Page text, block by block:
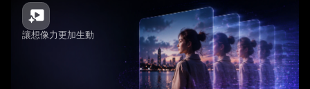
讓想像力更加生動